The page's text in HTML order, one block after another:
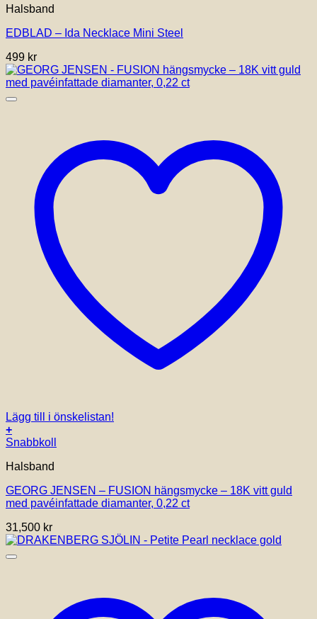
Halsband
EDBLAD – Ida Necklace Mini Steel
499 kr
Lägg till i önskelistan!
+
Snabbkoll
Halsband
GEORG JENSEN – FUSION hängsmycke – 18K vitt guld
med pavéinfattade diamanter, 0,22 ct
31,500 kr